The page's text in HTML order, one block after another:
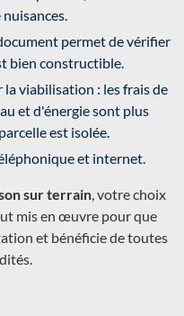
permet de vérifier
bien constructible.
viabilisation : les frais de
et d'énergie sont plus
est isolée.
et internet.
sur terrain , votre choix
mis en œuvre pour que
et bénéficie de toutes